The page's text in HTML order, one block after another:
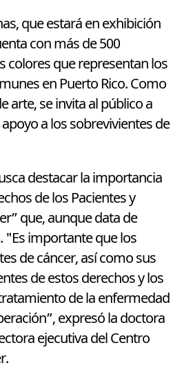
que estará en exhibición
con más de 500
colores que representan los
en Puerto Rico. Como
arte, se invita al público a
a los sobrevivientes de
destacar la importancia
de los Pacientes y
que, aunque data de
"Es importante que los
de cáncer, así como sus
de estos derechos y los
de la enfermedad
expresó la doctora
ejecutiva del Centro